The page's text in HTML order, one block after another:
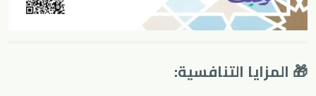
🎁 المزايا التنافسية: